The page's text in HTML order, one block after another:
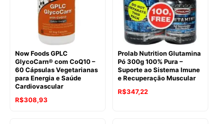
Now Foods GPLC
GlycoCarn® com CoQ10 –
60 Cápsulas Vegetarianas
para Energia e Saúde
Cardiovascular
R$308,93
Prolab Nutrition Glutamina
Pó 300g 100% Pura –
Suporte ao Sistema Imune
e Recuperação Muscular
R$347,22